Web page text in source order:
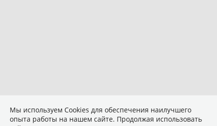
Мы используем Сookies для обеспечения наилучшего
опыта работы на нашем сайте. Продолжая использовать